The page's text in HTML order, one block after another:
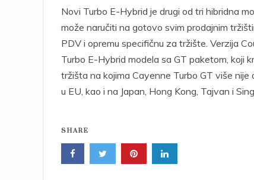
Novi Turbo E-Hybrid je drugi od tri hibridna
može naručiti na gotovo svim prodajnim
PDV i opremu specifičnu za tržište. Verzija
Turbo E-Hybrid modela sa GT paketom, koji
tržišta na kojima Cayenne Turbo GT više
u EU, kao i na Japan, Hong Kong, Tajvan i
SHARE